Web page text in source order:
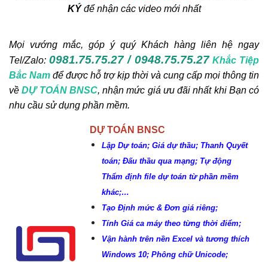
3.1 Thẩm định file Dự toán BNSC
Bộ Xây dựng: Quyết định 37; 38; 39/QĐ-BXD
Định mức Dịch vụ thoát nước; Dịch vụ cây
xanh; Dịch vụ chiếu sáng đô thị
Khắc Tiệp 0981757527 17 Thg 1, 2025 0 136
Nghị định 206/2026/NĐ-CP về quản lý chi
phí đầu tư xây dựng
Khắc Tiệp 0981757527 0
Sở XD TP.HCM: Hướng dẫn áp dụng Đơn giá
NC và MTC trên địa bàn
KÝđể nhận các video mới nhất
Mọi vướng mắc, góp ý quý Khách hàng liên hệ ngay
Tel/Zalo:0981.75.75.27 / 0948.75.75.27 Khắc Tiệp
Bắc Nam để được hỗ trợ kịp thời và cung cấp mọi thông tin
vềDỰ TOÁN BNSC, nhận mức giá ưu đãi nhất khi Bạn có
nhu cầu sử dụng phần mềm.
DỰ TOÁN BNSC
Lập Dự toán; Giá dự thầu; Thanh Quyết
toán; Đấu thầu qua mạng; Tự động
Thẩm định file dự toán từ phần mềm
khác;…
Tạo Định mức & Đơn giá riêng;
Tính Giá ca máy theo từng thời điểm;
Vận hành trên nền Excel và tương thích
Windows 10; Phông chữ Unicode;